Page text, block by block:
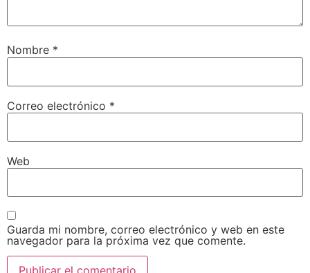
Nombre *
Correo electrónico *
Web
Guarda mi nombre, correo electrónico y web en este
navegador para la próxima vez que comente.